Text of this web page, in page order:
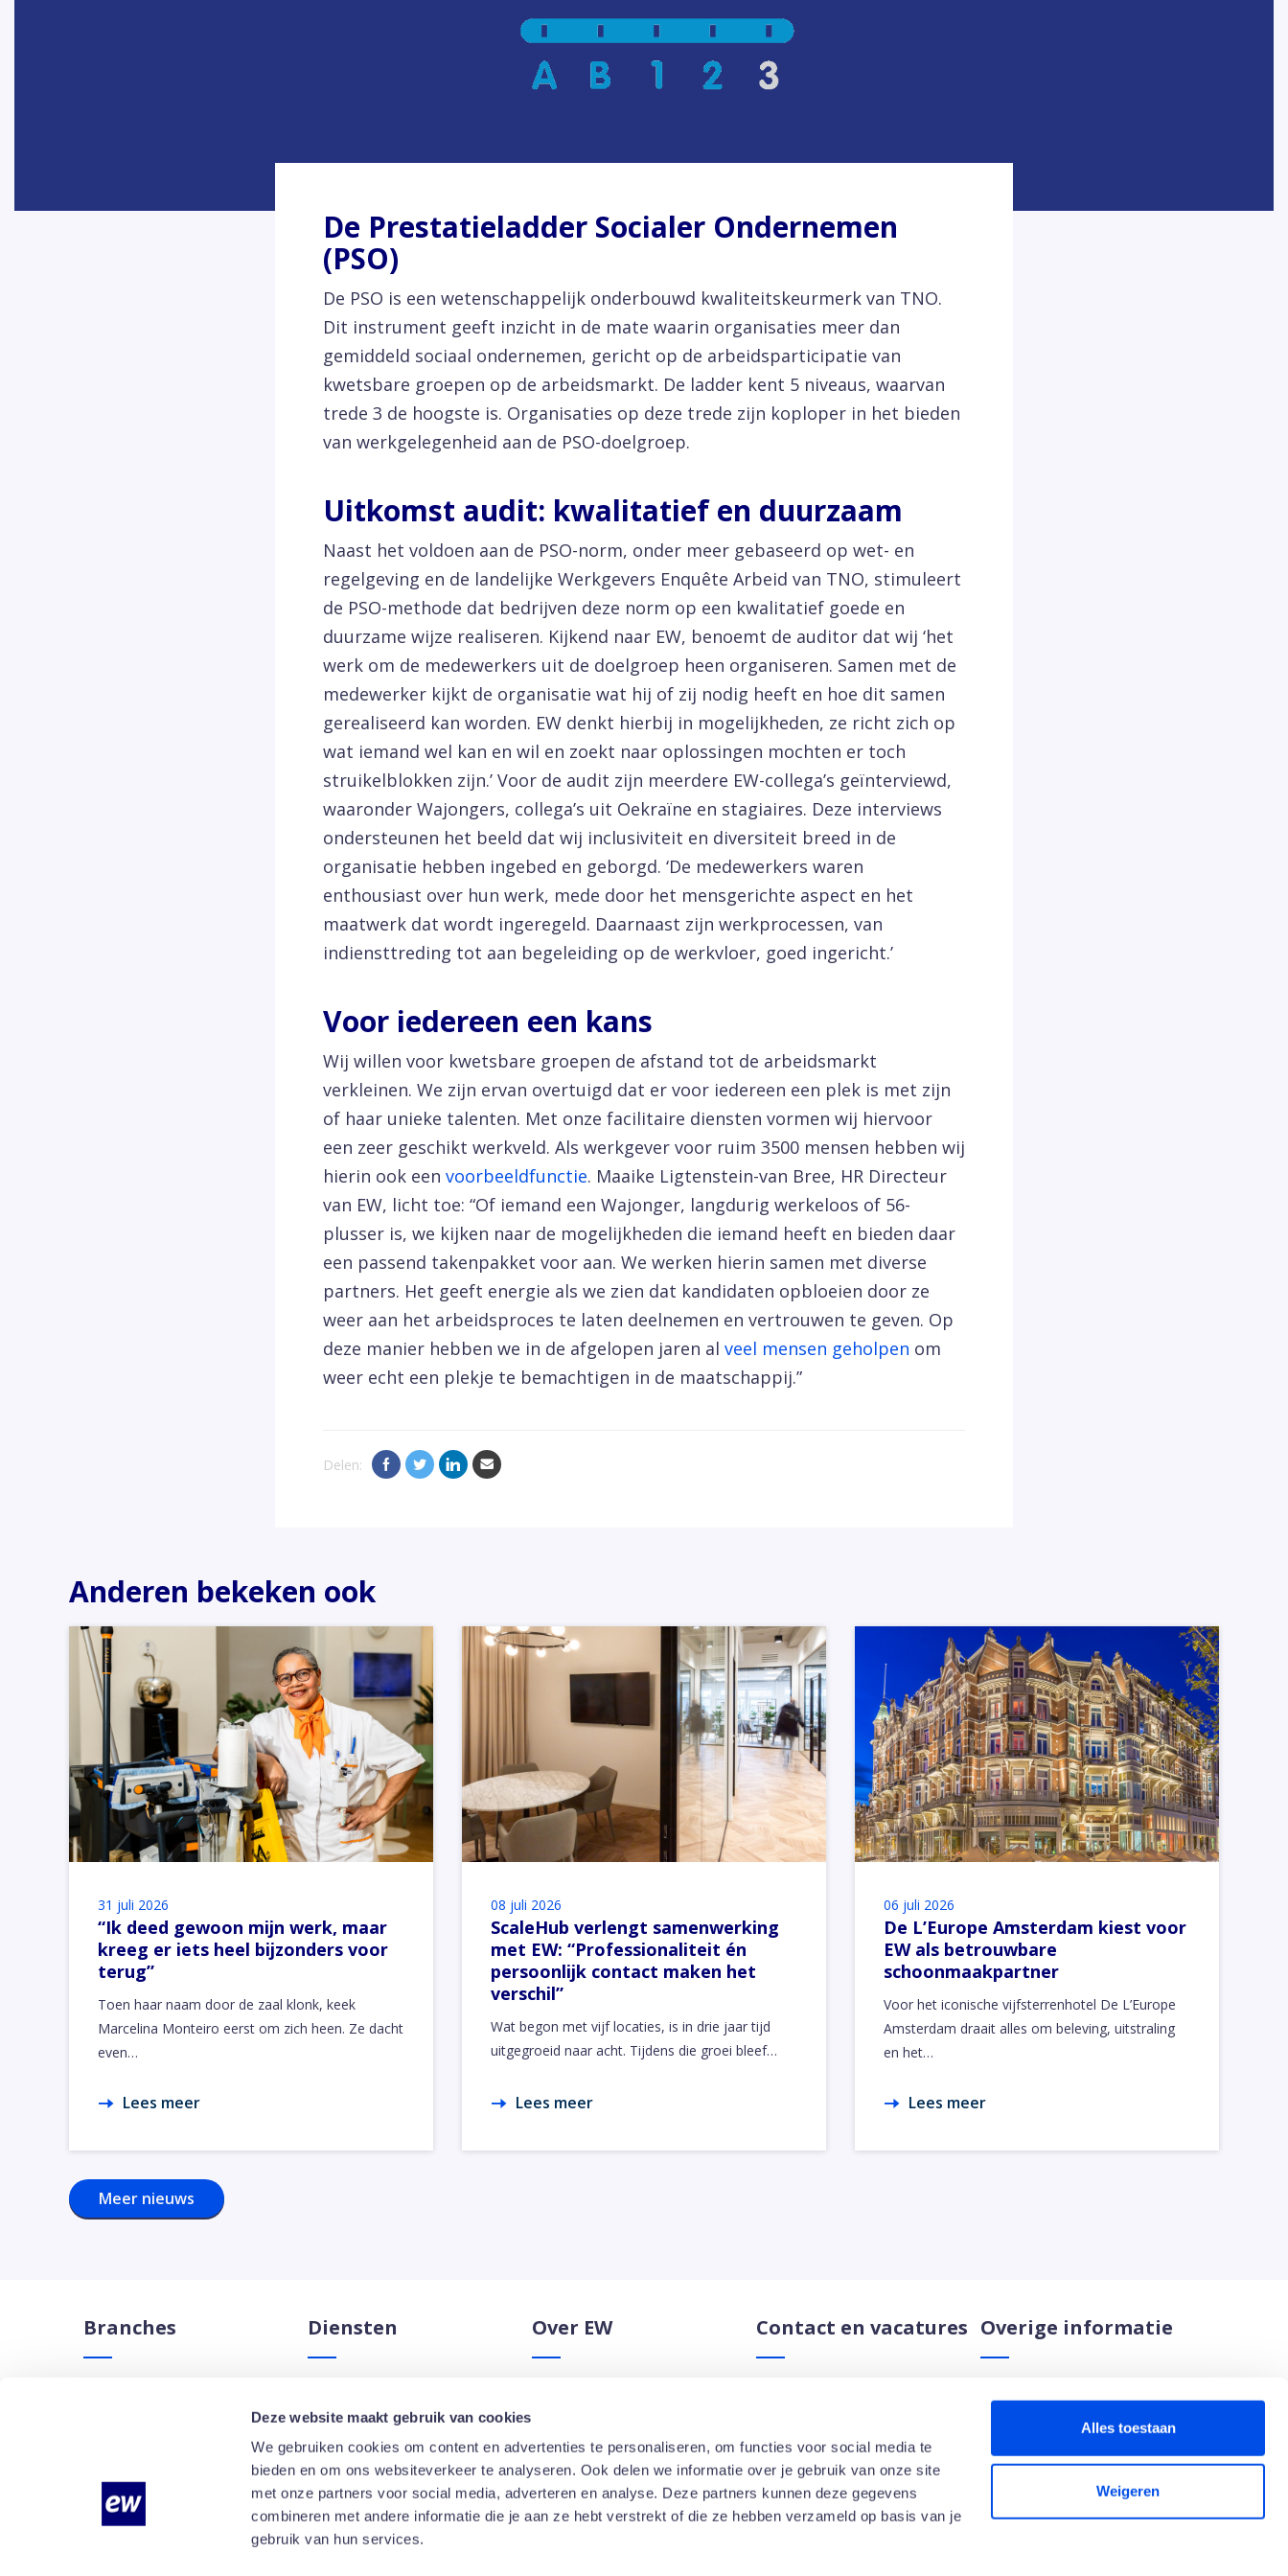
Deze website maakt gebruik van cookies
We gebruiken cookies om content en advertenties te personaliseren, om functies voor social media te
bieden en om ons websiteverkeer te analyseren. Ook delen we informatie over je gebruik van onze site
met onze partners voor social media, adverteren en analyse. Deze partners kunnen deze gegevens
combineren met andere informatie die je aan ze hebt verstrekt of die ze hebben verzameld op basis van je
gebruik van hun services.
Alles toestaan
Weigeren
De Prestatieladder Socialer Ondernemen
(PSO)
De PSO is een wetenschappelijk onderbouwd kwaliteitskeurmerk van TNO.
Dit instrument geeft inzicht in de mate waarin organisaties meer dan
gemiddeld sociaal ondernemen, gericht op de arbeidsparticipatie van
kwetsbare groepen op de arbeidsmarkt. De ladder kent 5 niveaus, waarvan
trede 3 de hoogste is. Organisaties op deze trede zijn koploper in het bieden
van werkgelegenheid aan de PSO-doelgroep.
Uitkomst audit: kwalitatief en duurzaam
Naast het voldoen aan de PSO-norm, onder meer gebaseerd op wet- en
regelgeving en de landelijke Werkgevers Enquête Arbeid van TNO, stimuleert
de PSO-methode dat bedrijven deze norm op een kwalitatief goede en
duurzame wijze realiseren. Kijkend naar EW, benoemt de auditor dat wij ‘het
werk om de medewerkers uit de doelgroep heen organiseren. Samen met de
medewerker kijkt de organisatie wat hij of zij nodig heeft en hoe dit samen
gerealiseerd kan worden. EW denkt hierbij in mogelijkheden, ze richt zich op
wat iemand wel kan en wil en zoekt naar oplossingen mochten er toch
struikelblokken zijn.’ Voor de audit zijn meerdere EW-collega’s geïnterviewd,
waaronder Wajongers, collega’s uit Oekraïne en stagiaires. Deze interviews
ondersteunen het beeld dat wij inclusiviteit en diversiteit breed in de
organisatie hebben ingebed en geborgd. ‘De medewerkers waren
enthousiast over hun werk, mede door het mensgerichte aspect en het
maatwerk dat wordt ingeregeld. Daarnaast zijn werkprocessen, van
indiensttreding tot aan begeleiding op de werkvloer, goed ingericht.’
Voor iedereen een kans
Wij willen voor kwetsbare groepen de afstand tot de arbeidsmarkt
verkleinen. We zijn ervan overtuigd dat er voor iedereen een plek is met zijn
of haar unieke talenten. Met onze facilitaire diensten vormen wij hiervoor
een zeer geschikt werkveld. Als werkgever voor ruim 3500 mensen hebben wij
hierin ook een voorbeeldfunctie. Maaike Ligtenstein-van Bree, HR Directeur
van EW, licht toe: “Of iemand een Wajonger, langdurig werkeloos of 56-
plusser is, we kijken naar de mogelijkheden die iemand heeft en bieden daar
een passend takenpakket voor aan. We werken hierin samen met diverse
partners. Het geeft energie als we zien dat kandidaten opbloeien door ze
weer aan het arbeidsproces te laten deelnemen en vertrouwen te geven. Op
deze manier hebben we in de afgelopen jaren al veel mensen geholpen om
weer echt een plekje te bemachtigen in de maatschappij.”
Delen:
Anderen bekeken ook
31 juli 2026
“Ik deed gewoon mijn werk, maar
kreeg er iets heel bijzonders voor
terug”
Toen haar naam door de zaal klonk, keek
Marcelina Monteiro eerst om zich heen. Ze dacht
even…
Lees meer
08 juli 2026
ScaleHub verlengt samenwerking
met EW: “Professionaliteit én
persoonlijk contact maken het
verschil”
Wat begon met vijf locaties, is in drie jaar tijd
uitgegroeid naar acht. Tijdens die groei bleef…
Lees meer
06 juli 2026
De L’Europe Amsterdam kiest voor
EW als betrouwbare
schoonmaakpartner
Voor het iconische vijfsterrenhotel De L’Europe
Amsterdam draait alles om beleving, uitstraling
en het…
Lees meer
Meer nieuws
Branches
High-traffic locaties
Onderwijs
Diensten
Receptiedienstverlening
Facility Host
Dieptereiniging
Bekijk alle facilitaire diensten
Over EW
Duurzaamheid
Innovatie
Opdrachtgevers
Contact en vacatures
Job in your language
Overige informatie
Cleaning Services
Schoonmaak voor bedrijven